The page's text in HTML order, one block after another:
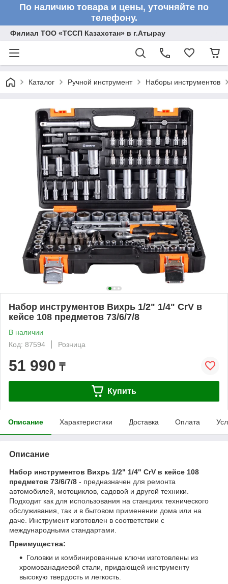
По наличию товара и цены, уточняйте по
телефону.
Филиал ТОО «ТССП Казахстан» в г.Атырау
Каталог Ручной инструмент Наборы инструментов
Набор инструментов Вихрь 1/2" 1/4" CrV в
кейсе 108 предметов 73/6/7/8
В наличии
Код: 87594
Розница
51 990 ₸
Купить
Описание Характеристики Доставка Оплата
Описание
Набор инструментов Вихрь 1/2" 1/4" CrV в кейсе 108
предметов 73/6/7/8 - предназначен для ремонта
автомобилей, мотоциклов, садовой и другой техники.
Подходит как для использования на станциях технического
обслуживания, так и в бытовом применении дома или на
даче. Инструмент изготовлен в соответствии с
международными стандартами.
Преимущества:
Головки и комбинированные ключи изготовлены из
хромованадиевой стали, придающей инструменту
высокую твердость и легкость.